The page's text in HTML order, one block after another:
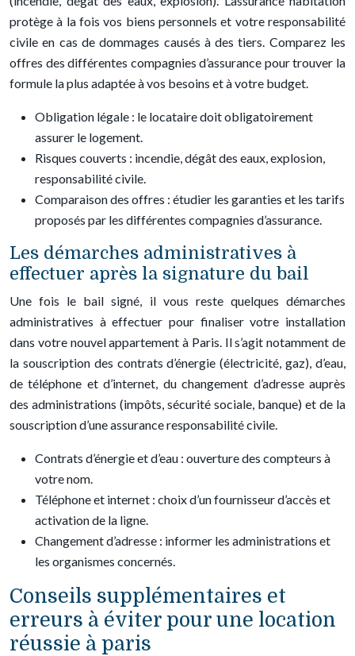
protège à la fois vos biens personnels et votre responsabilité
civile en cas de dommages causés à des tiers. Comparez les
offres des différentes compagnies d’assurance pour trouver la
formule la plus adaptée à vos besoins et à votre budget.
Obligation légale : le locataire doit obligatoirement
assurer le logement.
Risques couverts : incendie, dégât des eaux, explosion,
responsabilité civile.
Comparaison des offres : étudier les garanties et les tarifs
proposés par les différentes compagnies d’assurance.
Les démarches administratives à
effectuer après la signature du bail
Une fois le bail signé, il vous reste quelques démarches
administratives à effectuer pour finaliser votre installation
dans votre nouvel appartement à Paris. Il s’agit notamment de
la souscription des contrats d’énergie (électricité, gaz), d’eau,
de téléphone et d’internet, du changement d’adresse auprès
des administrations (impôts, sécurité sociale, banque) et de la
souscription d’une assurance responsabilité civile.
Contrats d’énergie et d’eau : ouverture des compteurs à
votre nom.
Téléphone et internet : choix d’un fournisseur d’accès et
activation de la ligne.
Changement d’adresse : informer les administrations et
les organismes concernés.
Conseils supplémentaires et
erreurs à éviter pour une location
réussie à paris